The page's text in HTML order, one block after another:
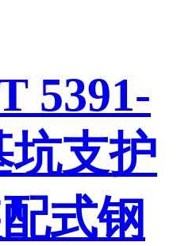
5391-
坑支护
式钢